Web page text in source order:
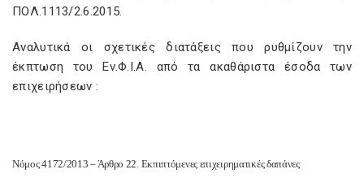
ΠΟΛ.1113/2.6.2015.
Αναλυτικά οι σχετικές διατάξεις που ρυθμίζουν την
έκπτωση του Εν.Φ.Ι.Α. από τα ακαθάριστα έσοδα των
επιχειρήσεων :
Νόμος 4172/2013 – Άρθρο 22. Εκπιπτόμενες επιχειρηματικές δαπάνες